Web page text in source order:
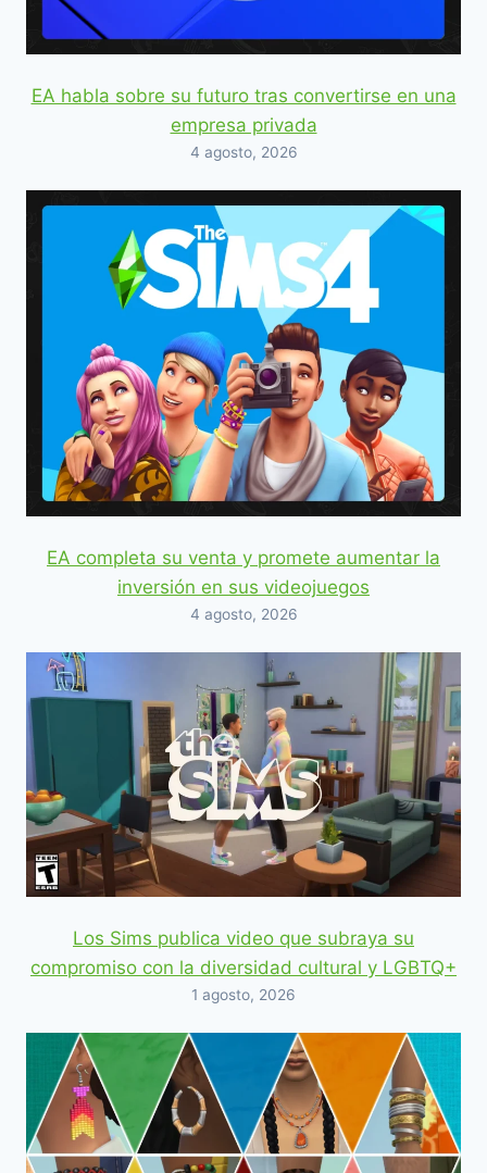
EA habla sobre su futuro tras convertirse en una
empresa privada
4 agosto, 2026
EA completa su venta y promete aumentar la
inversión en sus videojuegos
4 agosto, 2026
Los Sims publica video que subraya su
compromiso con la diversidad cultural y LGBTQ+
1 agosto, 2026